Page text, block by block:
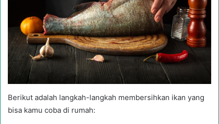
Berikut adalah langkah-langkah membersihkan ikan yang
bisa kamu coba di rumah: